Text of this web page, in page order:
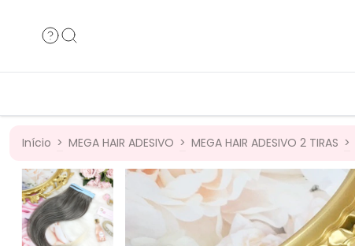
Início > MEGA HAIR ADESIVO > MEGA HAIR ADESIVO 2 TIRAS >
%
OFF